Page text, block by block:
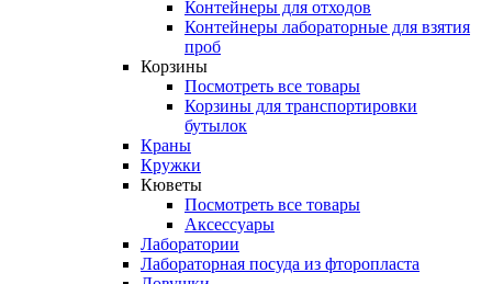
Контейнеры для отходов
Контейнеры лабораторные для взятия
проб
Корзины
Посмотреть все товары
Корзины для транспортировки
бутылок
Краны
Кружки
Кюветы
Посмотреть все товары
Аксессуары
Лаборатории
Лабораторная посуда из фторопласта